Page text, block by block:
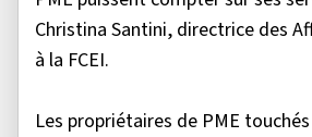
Christina Santini, directrice des
à la FCEI.
Les propriétaires de PME